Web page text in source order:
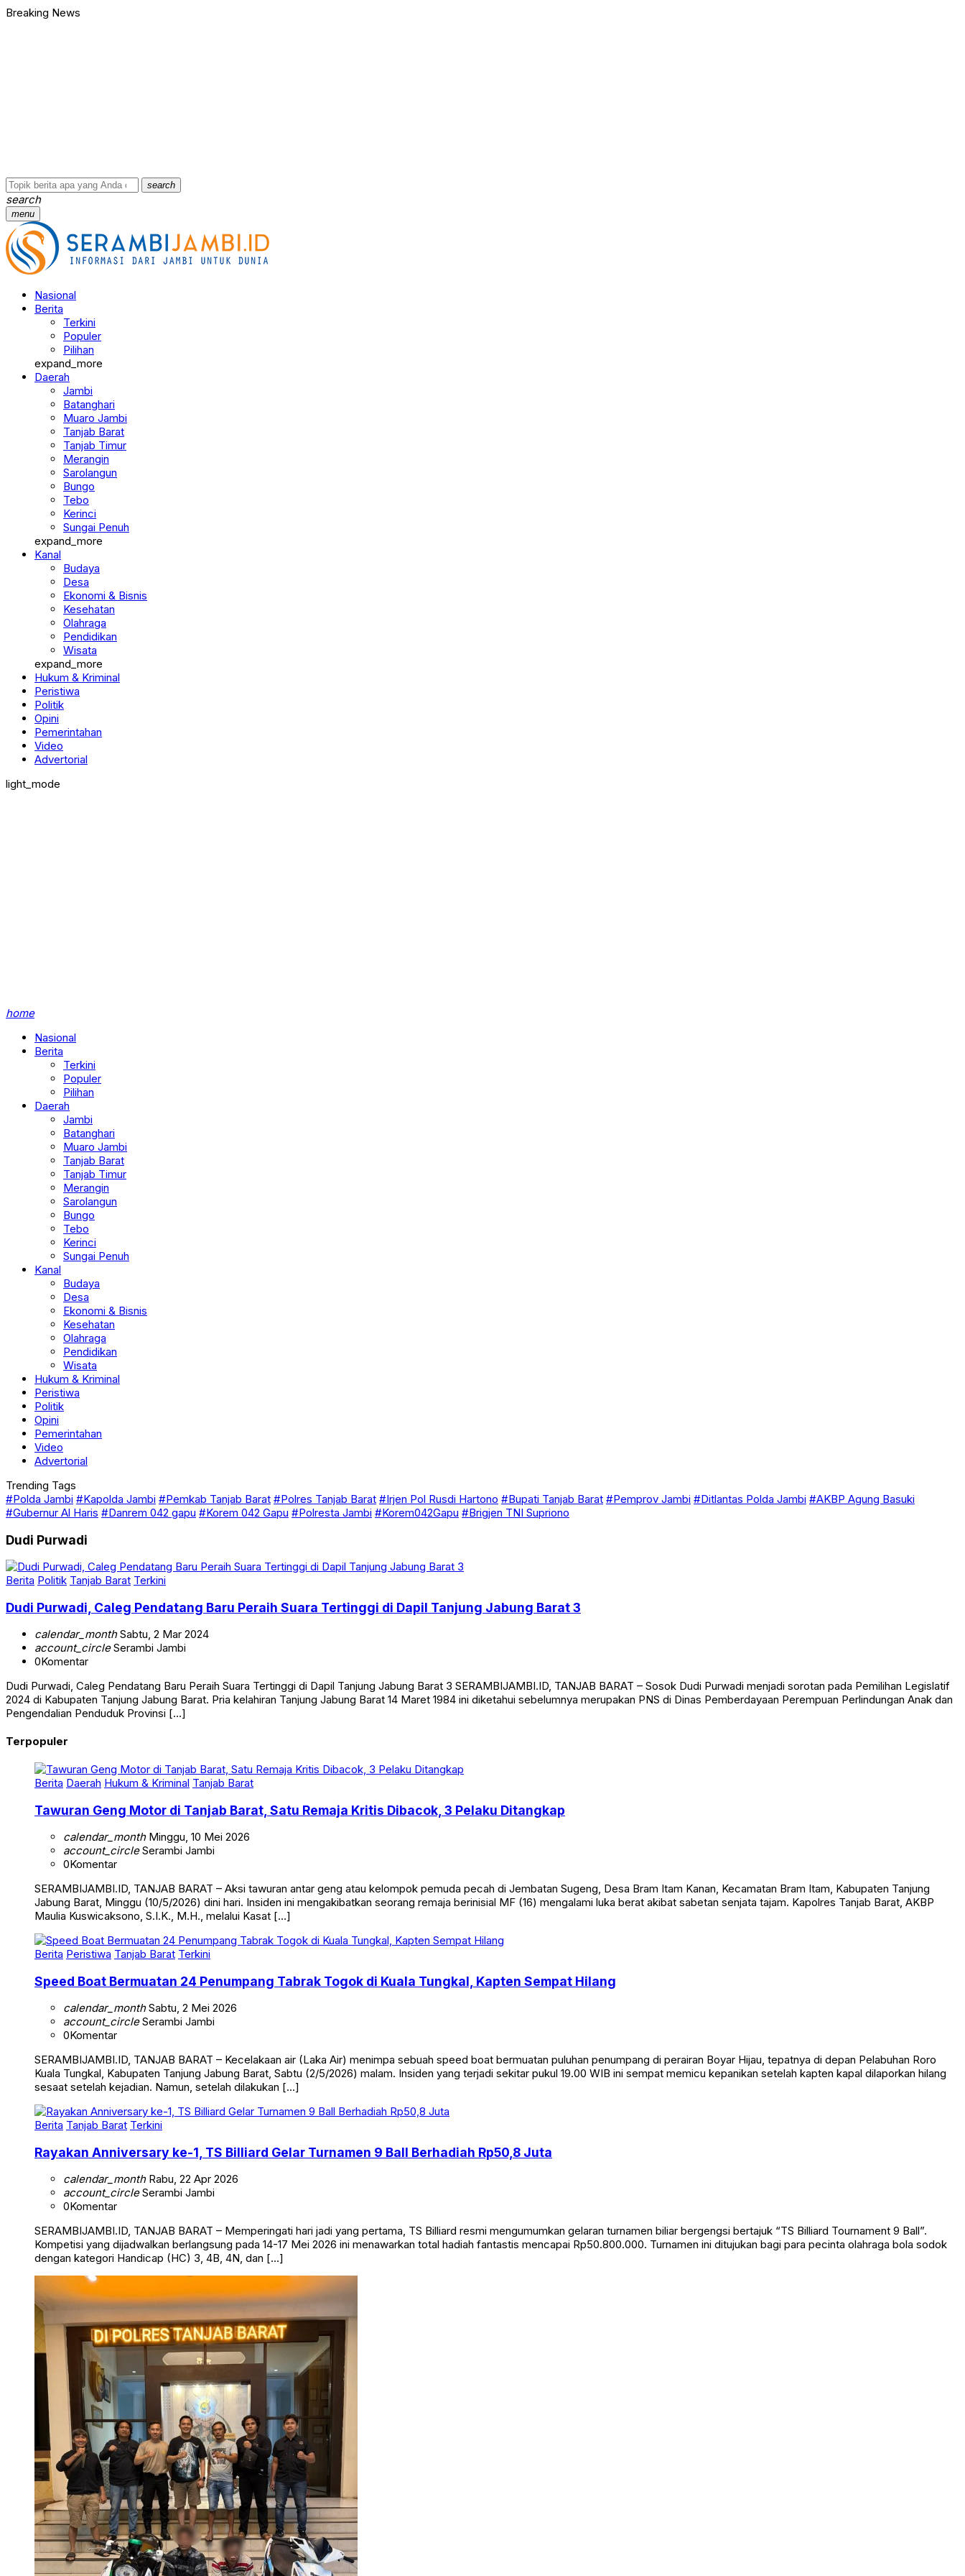
Breaking News
search
search
menu
Nasional
Berita
Terkini
Populer
Pilihan
expand_more
Daerah
Jambi
Batanghari
Muaro Jambi
Tanjab Barat
Tanjab Timur
Merangin
Sarolangun
Bungo
Tebo
Kerinci
Sungai Penuh
expand_more
Kanal
Budaya
Desa
Ekonomi & Bisnis
Kesehatan
Olahraga
Pendidikan
Wisata
expand_more
Hukum & Kriminal
Peristiwa
Politik
Opini
Pemerintahan
Video
Advertorial
light_mode
home
Nasional
Berita
Terkini
Populer
Pilihan
Daerah
Jambi
Batanghari
Muaro Jambi
Tanjab Barat
Tanjab Timur
Merangin
Sarolangun
Bungo
Tebo
Kerinci
Sungai Penuh
Kanal
Budaya
Desa
Ekonomi & Bisnis
Kesehatan
Olahraga
Pendidikan
Wisata
Hukum & Kriminal
Peristiwa
Politik
Opini
Pemerintahan
Video
Advertorial
Trending Tags
#Polda Jambi #Kapolda Jambi #Pemkab Tanjab Barat #Polres Tanjab Barat #Irjen Pol Rusdi Hartono #Bupati Tanjab Barat #Pemprov Jambi #Ditlantas Polda Jambi #AKBP Agung Basuki
#Gubernur Al Haris #Danrem 042 gapu #Korem 042 Gapu #Polresta Jambi #Korem042Gapu #Brigjen TNI Supriono
Dudi Purwadi
Berita Politik Tanjab Barat Terkini
Dudi Purwadi, Caleg Pendatang Baru Peraih Suara Tertinggi di Dapil Tanjung Jabung Barat 3
calendar_monthSabtu, 2 Mar 2024
account_circleSerambi Jambi
0Komentar
Dudi Purwadi, Caleg Pendatang Baru Peraih Suara Tertinggi di Dapil Tanjung Jabung Barat 3 SERAMBIJAMBI.ID, TANJAB BARAT – Sosok Dudi Purwadi menjadi sorotan pada Pemilihan Legislatif
2024 di Kabupaten Tanjung Jabung Barat. Pria kelahiran Tanjung Jabung Barat 14 Maret 1984 ini diketahui sebelumnya merupakan PNS di Dinas Pemberdayaan Perempuan Perlindungan Anak dan
Pengendalian Penduduk Provinsi […]
Terpopuler
Berita Daerah Hukum & Kriminal Tanjab Barat
Tawuran Geng Motor di Tanjab Barat, Satu Remaja Kritis Dibacok, 3 Pelaku Ditangkap
calendar_monthMinggu, 10 Mei 2026
account_circleSerambi Jambi
0Komentar
SERAMBIJAMBI.ID, TANJAB BARAT – Aksi tawuran antar geng atau kelompok pemuda pecah di Jembatan Sugeng, Desa Bram Itam Kanan, Kecamatan Bram Itam, Kabupaten Tanjung
Jabung Barat, Minggu (10/5/2026) dini hari. Insiden ini mengakibatkan seorang remaja berinisial MF (16) mengalami luka berat akibat sabetan senjata tajam. Kapolres Tanjab Barat, AKBP
Maulia Kuswicaksono, S.I.K., M.H., melalui Kasat […]
Berita Peristiwa Tanjab Barat Terkini
Speed Boat Bermuatan 24 Penumpang Tabrak Togok di Kuala Tungkal, Kapten Sempat Hilang
calendar_monthSabtu, 2 Mei 2026
account_circleSerambi Jambi
0Komentar
SERAMBIJAMBI.ID, TANJAB BARAT – Kecelakaan air (Laka Air) menimpa sebuah speed boat bermuatan puluhan penumpang di perairan Boyar Hijau, tepatnya di depan Pelabuhan Roro
Kuala Tungkal, Kabupaten Tanjung Jabung Barat, Sabtu (2/5/2026) malam. Insiden yang terjadi sekitar pukul 19.00 WIB ini sempat memicu kepanikan setelah kapten kapal dilaporkan hilang
sesaat setelah kejadian. Namun, setelah dilakukan […]
Berita Tanjab Barat Terkini
Rayakan Anniversary ke-1, TS Billiard Gelar Turnamen 9 Ball Berhadiah Rp50,8 Juta
calendar_monthRabu, 22 Apr 2026
account_circleSerambi Jambi
0Komentar
SERAMBIJAMBI.ID, TANJAB BARAT – Memperingati hari jadi yang pertama, TS Billiard resmi mengumumkan gelaran turnamen biliar bergengsi bertajuk “TS Billiard Tournament 9 Ball”.
Kompetisi yang dijadwalkan berlangsung pada 14-17 Mei 2026 ini menawarkan total hadiah fantastis mencapai Rp50.800.000. Turnamen ini ditujukan bagi para pecinta olahraga bola sodok
dengan kategori Handicap (HC) 3, 4B, 4N, dan […]